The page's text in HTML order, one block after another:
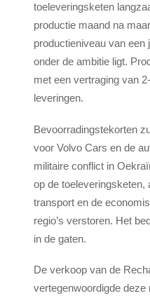
toeleveringsketen
productie maand na
productieniveau van een
onder de ambitie ligt.
met een vertraging van
leveringen.
Bevoorradingstekorten
voor Volvo Cars en de
militaire conflict in
op de toeleveringsketen,
transport en de
regio’s verstoren. Het
in de gaten.
De verkoop van de
vertegenwoordigde